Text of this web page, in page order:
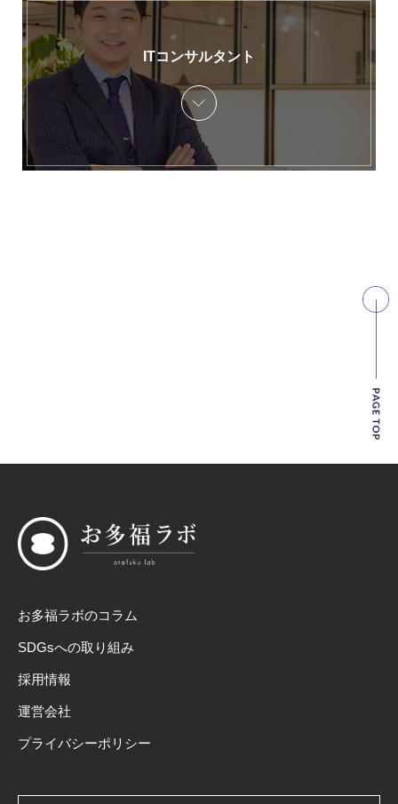
ITコンサルタント
お多福ラボのコラム
SDGsへの取り組み
採用情報
運営会社
プライバシーポリシー